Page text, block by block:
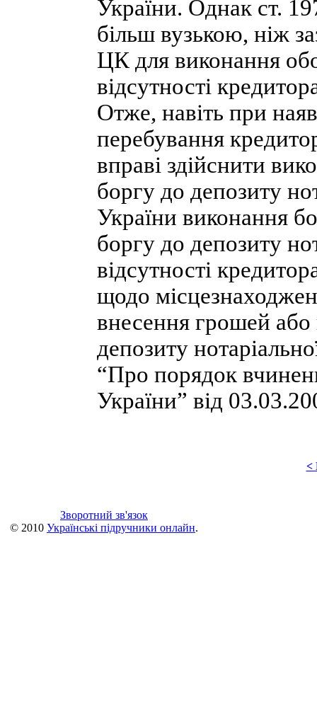
України. Однак ст.
більш вузькою, ніж
ЦК для виконання
відсутності
Отже, навіть при
перебування
вправі здійснити
боргу до депозиту
України виконання
боргу до депозиту
відсутності
щодо
внесення грошей або
депозиту
“Про порядок
України” від
<
Зворотний зв'язок
© 2010 Українські підручники онлайн.